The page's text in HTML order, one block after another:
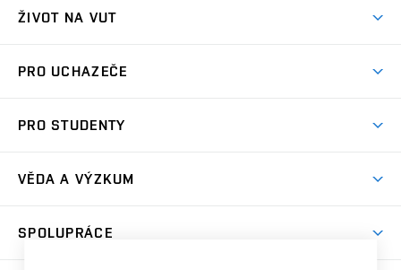
ŽIVOT NA VUT
Koleje
Sport na VUT
PRO UCHAZEČE
Dny otevřených dveří
Celoživotní vzdělávání
PRO STUDENTY
Harmonogram akademického roku
Závěrečné práce
Zpracování osobních údajů studentů
Sociální bezpečí
Studium bez bariér
VĚDA A VÝZKUM
SPOLUPRÁCE